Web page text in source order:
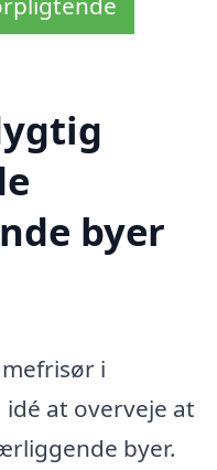
byer
i
at overveje at
byer.